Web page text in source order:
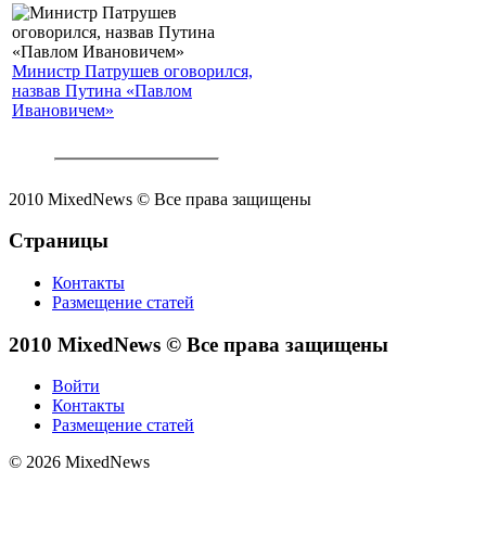
Министр Патрушев оговорился,
назвав Путина «Павлом
Ивановичем»
2010 MixedNews © Все права защищены
Страницы
Контакты
Размещение статей
2010 MixedNews © Все права защищены
Войти
Контакты
Размещение статей
© 2026 MixedNews